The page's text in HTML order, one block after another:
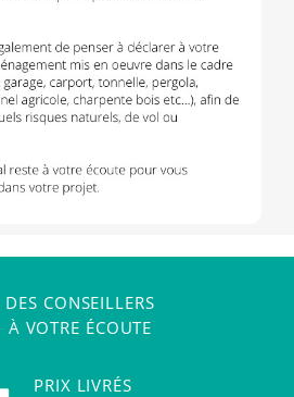
DES CONSEILLERS
À VOTRE ÉCOUTE
PRIX LIVRÉS